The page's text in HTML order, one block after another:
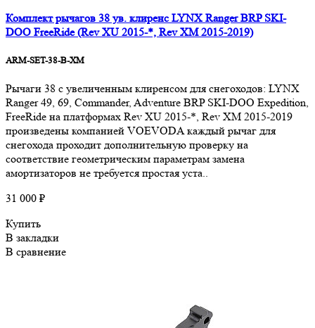
Комплект рычагов 38 ув. клиренс LYNX Ranger BRP SKI-
DOO FreeRide (Rev XU 2015-*, Rev XM 2015-2019)
ARM-SET-38-B-XM
Pычаги 38 с увеличенным клиренсом для снегоходов: LYNX
Ranger 49, 69, Commander, Adventure BRP SKI-DOO Expedition,
FreeRide на платформах Rev XU 2015-*, Rev XM 2015-2019
произведены компанией VOEVODA каждый рычаг для
снегохода проходит дополнительную проверку на
соответствие геометрическим параметрам замена
амортизаторов не требуется простая уста..
31 000 ₽
Купить
В закладки
В сравнение